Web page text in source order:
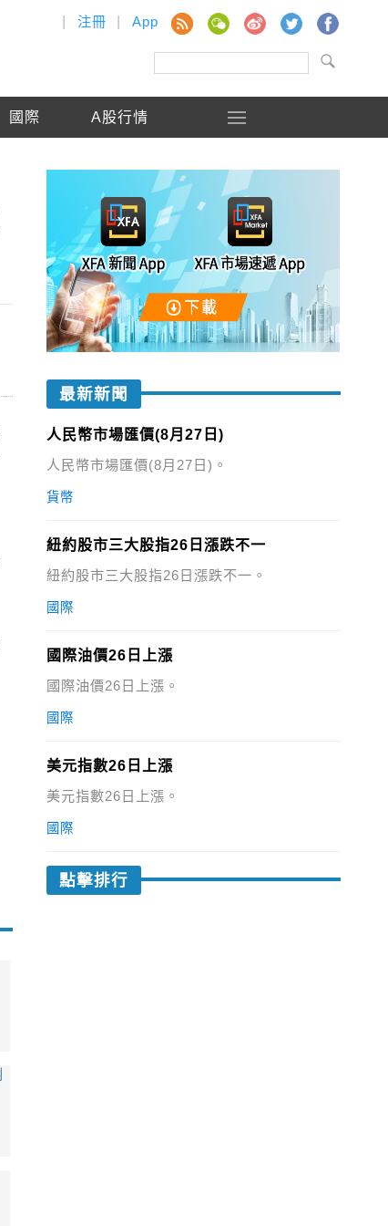
注冊 App
國際 A股行情
最新新聞
人民幣市場匯價(8月27日)
人民幣市場匯價(8月27日)。
貨幣
紐約股市三大股指26日漲跌不一
紐約股市三大股指26日漲跌不一。
國際
國際油價26日上漲
國際油價26日上漲。
國際
美元指數26日上漲
美元指數26日上漲。
國際
點擊排行